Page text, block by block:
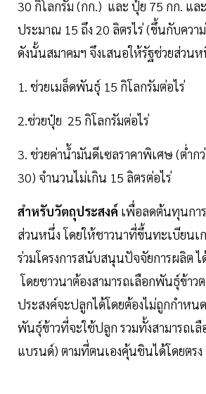
30 กิโลกรัม (กก.) และ ปุ๋ย 75 กก. แล
ประมาณ 15 ถึง 20 ลิตรไร่ (ขึ้นกับควา
ดังนั้นสมาคมฯ จึงเสนอให้รัฐช่วยส่วน
1. ช่วยเมล็ดพันธุ์ 15 กิโลกรัมต่อไร่
2.ช่วยปุ๋ย 25 กิโลกรัมต่อไร่
3. ช่วยค่าน้ำมันดีเซลราคาพิเศษ (ต่ำก
30) จำนวนไม่เกิน 15 ลิตรต่อไร่
สำหรับวัตถุประสงค์ เพื่อลดต้นทุนกา
ส่วนหนึ่ง โดยให้ชาวนาที่ขึ้นทะเบียนเ
ร่วมโครงการสนับสนุนปัจจัยการผลิต
โดยชาวนาต้องสามารถเลือกพันธุ์ข้าว
ประสงค์จะปลูกได้โดยต้องไม่ถูกกำหน
พันธุ์ข้าวที่จะใช้ปลูก รวมทั้งสามารถเ
แบรนด์) ตามที่ตนเองคุ้นชินได้โดยตรง